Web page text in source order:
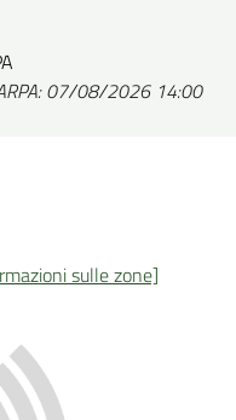
07/08/2026 14:00
sulle zone]